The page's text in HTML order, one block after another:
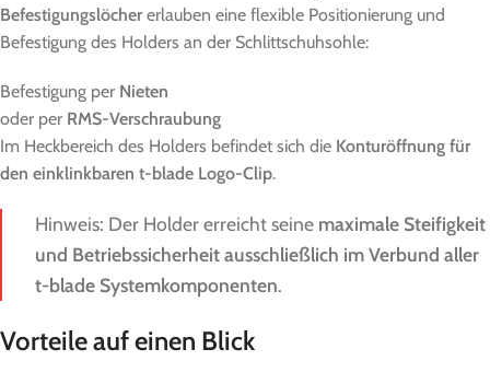
Befestigungslöcher erlauben eine flexible Positionierung und
Befestigung des Holders an der Schlittschuhsohle:
Befestigung per Nieten
oder per RMS-Verschraubung
Im Heckbereich des Holders befindet sich die Konturöffnung für
den einklinkbaren t-blade Logo-Clip.
Hinweis: Der Holder erreicht seine maximale Steifigkeit
und Betriebssicherheit ausschließlich im Verbund aller
t-blade Systemkomponenten.
Vorteile auf einen Blick